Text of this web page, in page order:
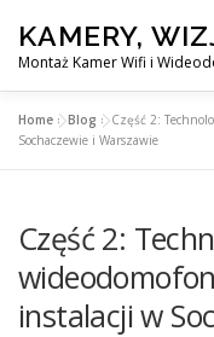
content
KAMERY,
Montaż Kamer Wifi i
GŁÓWNA
MONTAŻ
MONTAŻU
Home »Blog »Część 2:
Sochaczewie i Warszawie
Część 2:
instalacji w